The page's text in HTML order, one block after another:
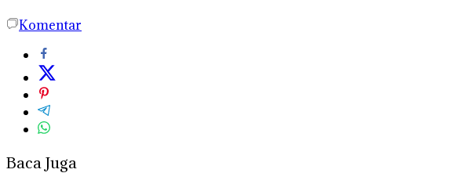
Komentar
Baca Juga